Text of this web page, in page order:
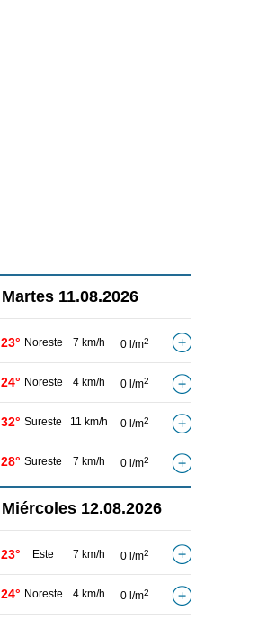
Martes 11.08.2026
23° Noreste 7 km/h 0 l/m2
24° Noreste 4 km/h 0 l/m2
32° Sureste 11 km/h 0 l/m2
28° Sureste 7 km/h 0 l/m2
Miércoles 12.08.2026
23° Este 7 km/h 0 l/m2
24° Noreste 4 km/h 0 l/m2